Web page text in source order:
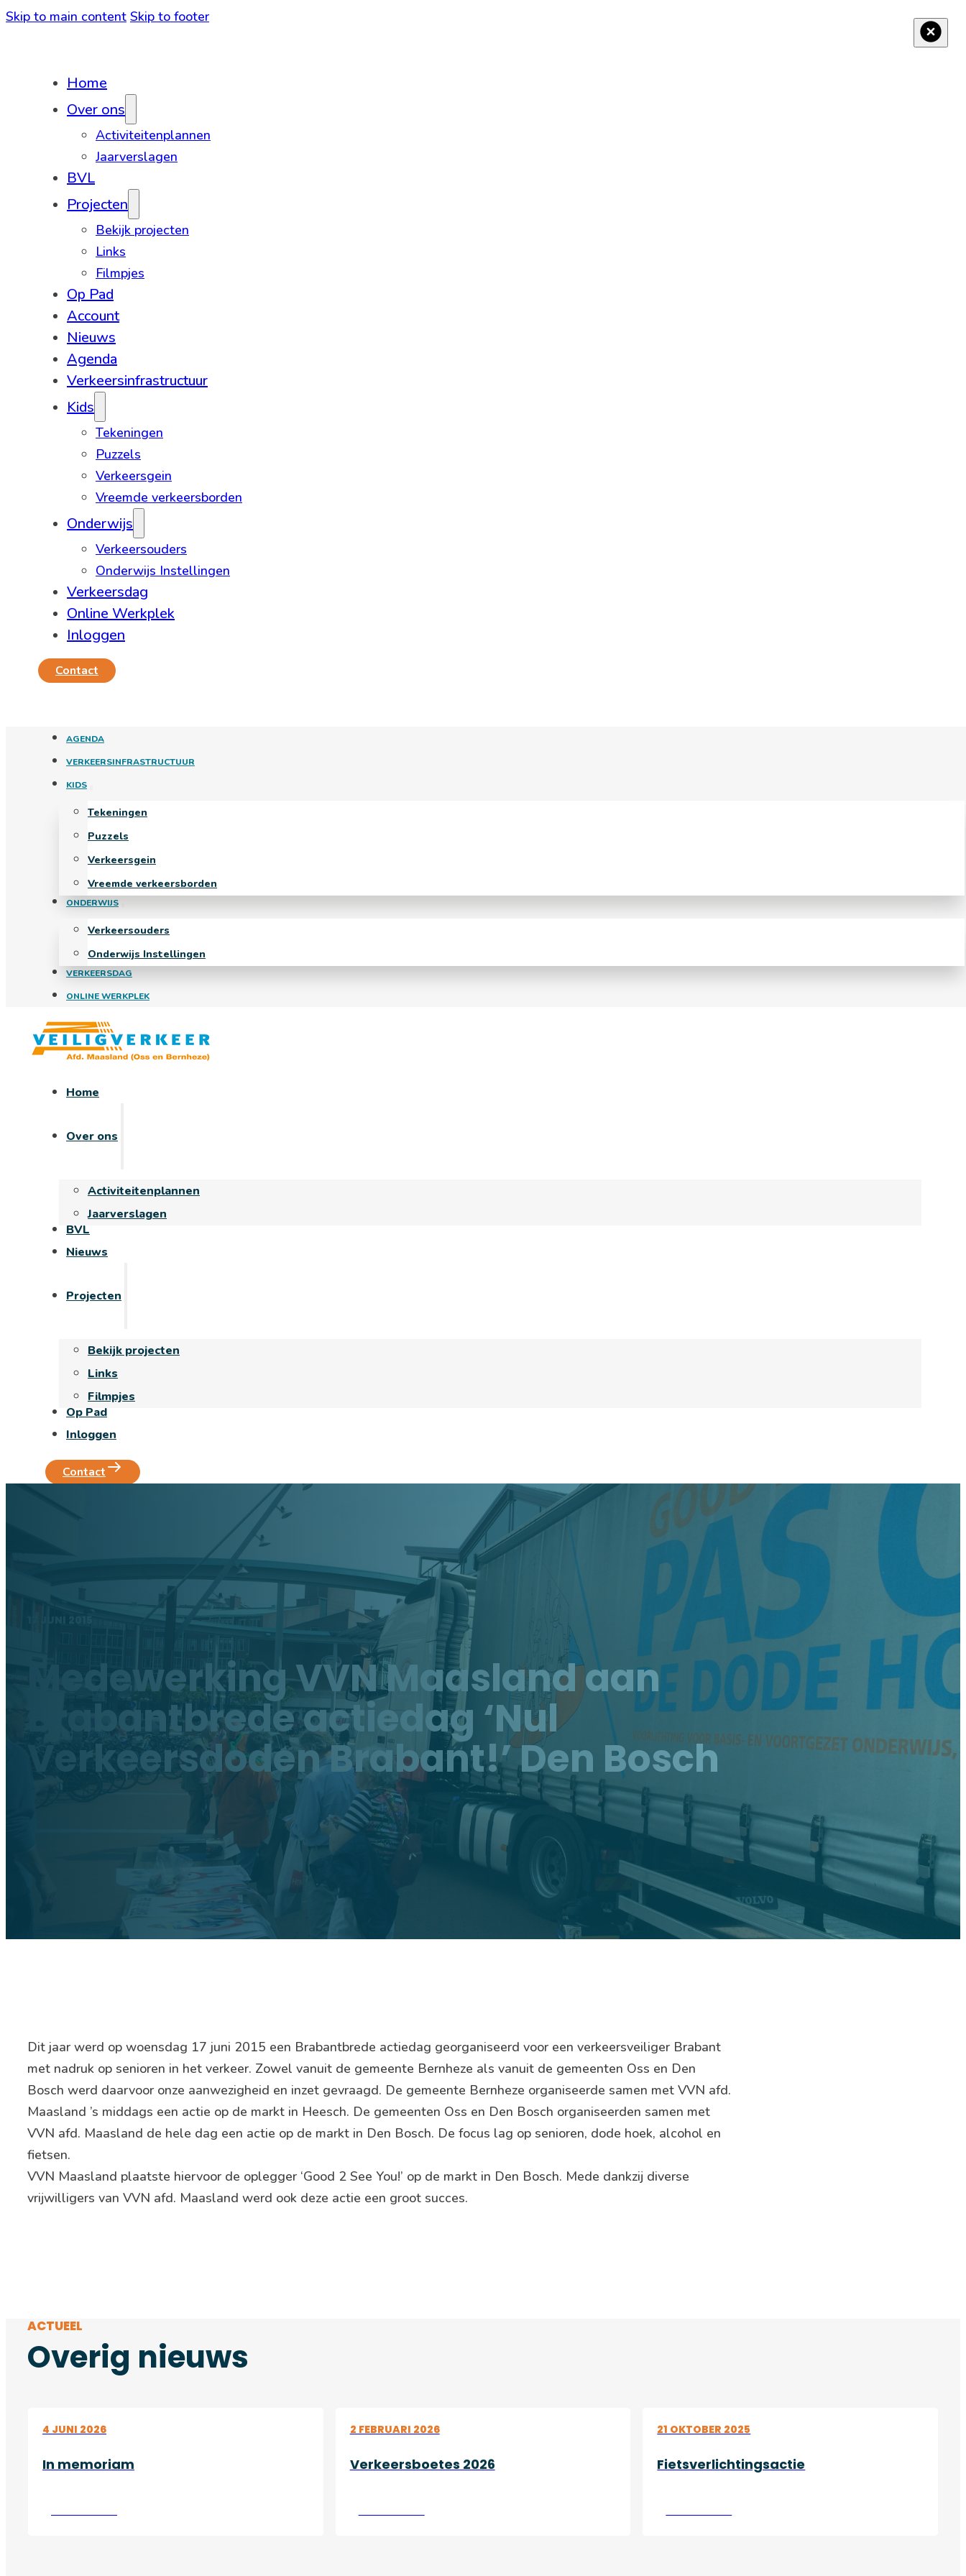
Skip to main content Skip to footer
Home
Over ons
Activiteitenplannen
Jaarverslagen
BVL
Projecten
Bekijk projecten
Links
Filmpjes
Op Pad
Account
Nieuws
Agenda
Verkeersinfrastructuur
Kids
Tekeningen
Puzzels
Verkeersgein
Vreemde verkeersborden
Onderwijs
Verkeersouders
Onderwijs Instellingen
Verkeersdag
Online Werkplek
Inloggen
Contact
AGENDA
VERKEERSINFRASTRUCTUUR
KIDS
Tekeningen
Puzzels
Verkeersgein
Vreemde verkeersborden
ONDERWIJS
Verkeersouders
Onderwijs Instellingen
VERKEERSDAG
ONLINE WERKPLEK
Home
Over ons
Activiteitenplannen
Jaarverslagen
BVL
Nieuws
Projecten
Bekijk projecten
Links
Filmpjes
Op Pad
Inloggen
Contact
Medewerking VVN Maasland aan
Brabantbrede actiedag ‘Nul
Verkeersdoden Brabant!’ Den Bosch
Dit jaar werd op woensdag 17 juni 2015 een Brabantbrede actiedag georganiseerd voor een verkeersveiliger Brabant
met nadruk op senioren in het verkeer. Zowel vanuit de gemeente Bernheze als vanuit de gemeenten Oss en Den
Bosch werd daarvoor onze aanwezigheid en inzet gevraagd. De gemeente Bernheze organiseerde samen met VVN afd.
Maasland ’s middags een actie op de markt in Heesch. De gemeenten Oss en Den Bosch organiseerden samen met
VVN afd. Maasland de hele dag een actie op de markt in Den Bosch. De focus lag op senioren, dode hoek, alcohol en
fietsen.
VVN Maasland plaatste hiervoor de oplegger ‘Good 2 See You!’ op de markt in Den Bosch. Mede dankzij diverse
vrijwilligers van VVN afd. Maasland werd ook deze actie een groot succes.
ACTUEEL
Overig nieuws
4 JUNI 2026
In memoriam
2 FEBRUARI 2026
Verkeersboetes 2026
21 OKTOBER 2025
Fietsverlichtingsactie